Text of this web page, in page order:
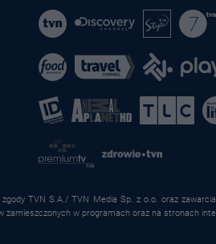
TVN S.A./ TVN Media Sp. z o.o. oraz
w programach oraz na stronach